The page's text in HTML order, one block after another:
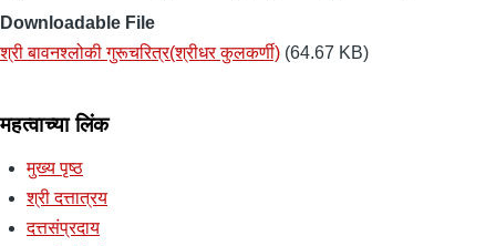
Downloadable File
श्री बावनश्लोकी गुरूचरित्र(श्रीधर कुलकर्णी) (64.67 KB)
महत्वाच्या लिंक
मुख्य पृष्ठ
श्री दत्तात्रय
दत्तसंप्रदाय